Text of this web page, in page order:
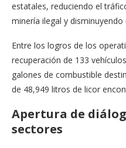
estatales, reduciendo el
minería ilegal y
Entre los logros de los
recuperación de 133
galones de combustible
de 48,949 litros de licor
Apertura de
sectores